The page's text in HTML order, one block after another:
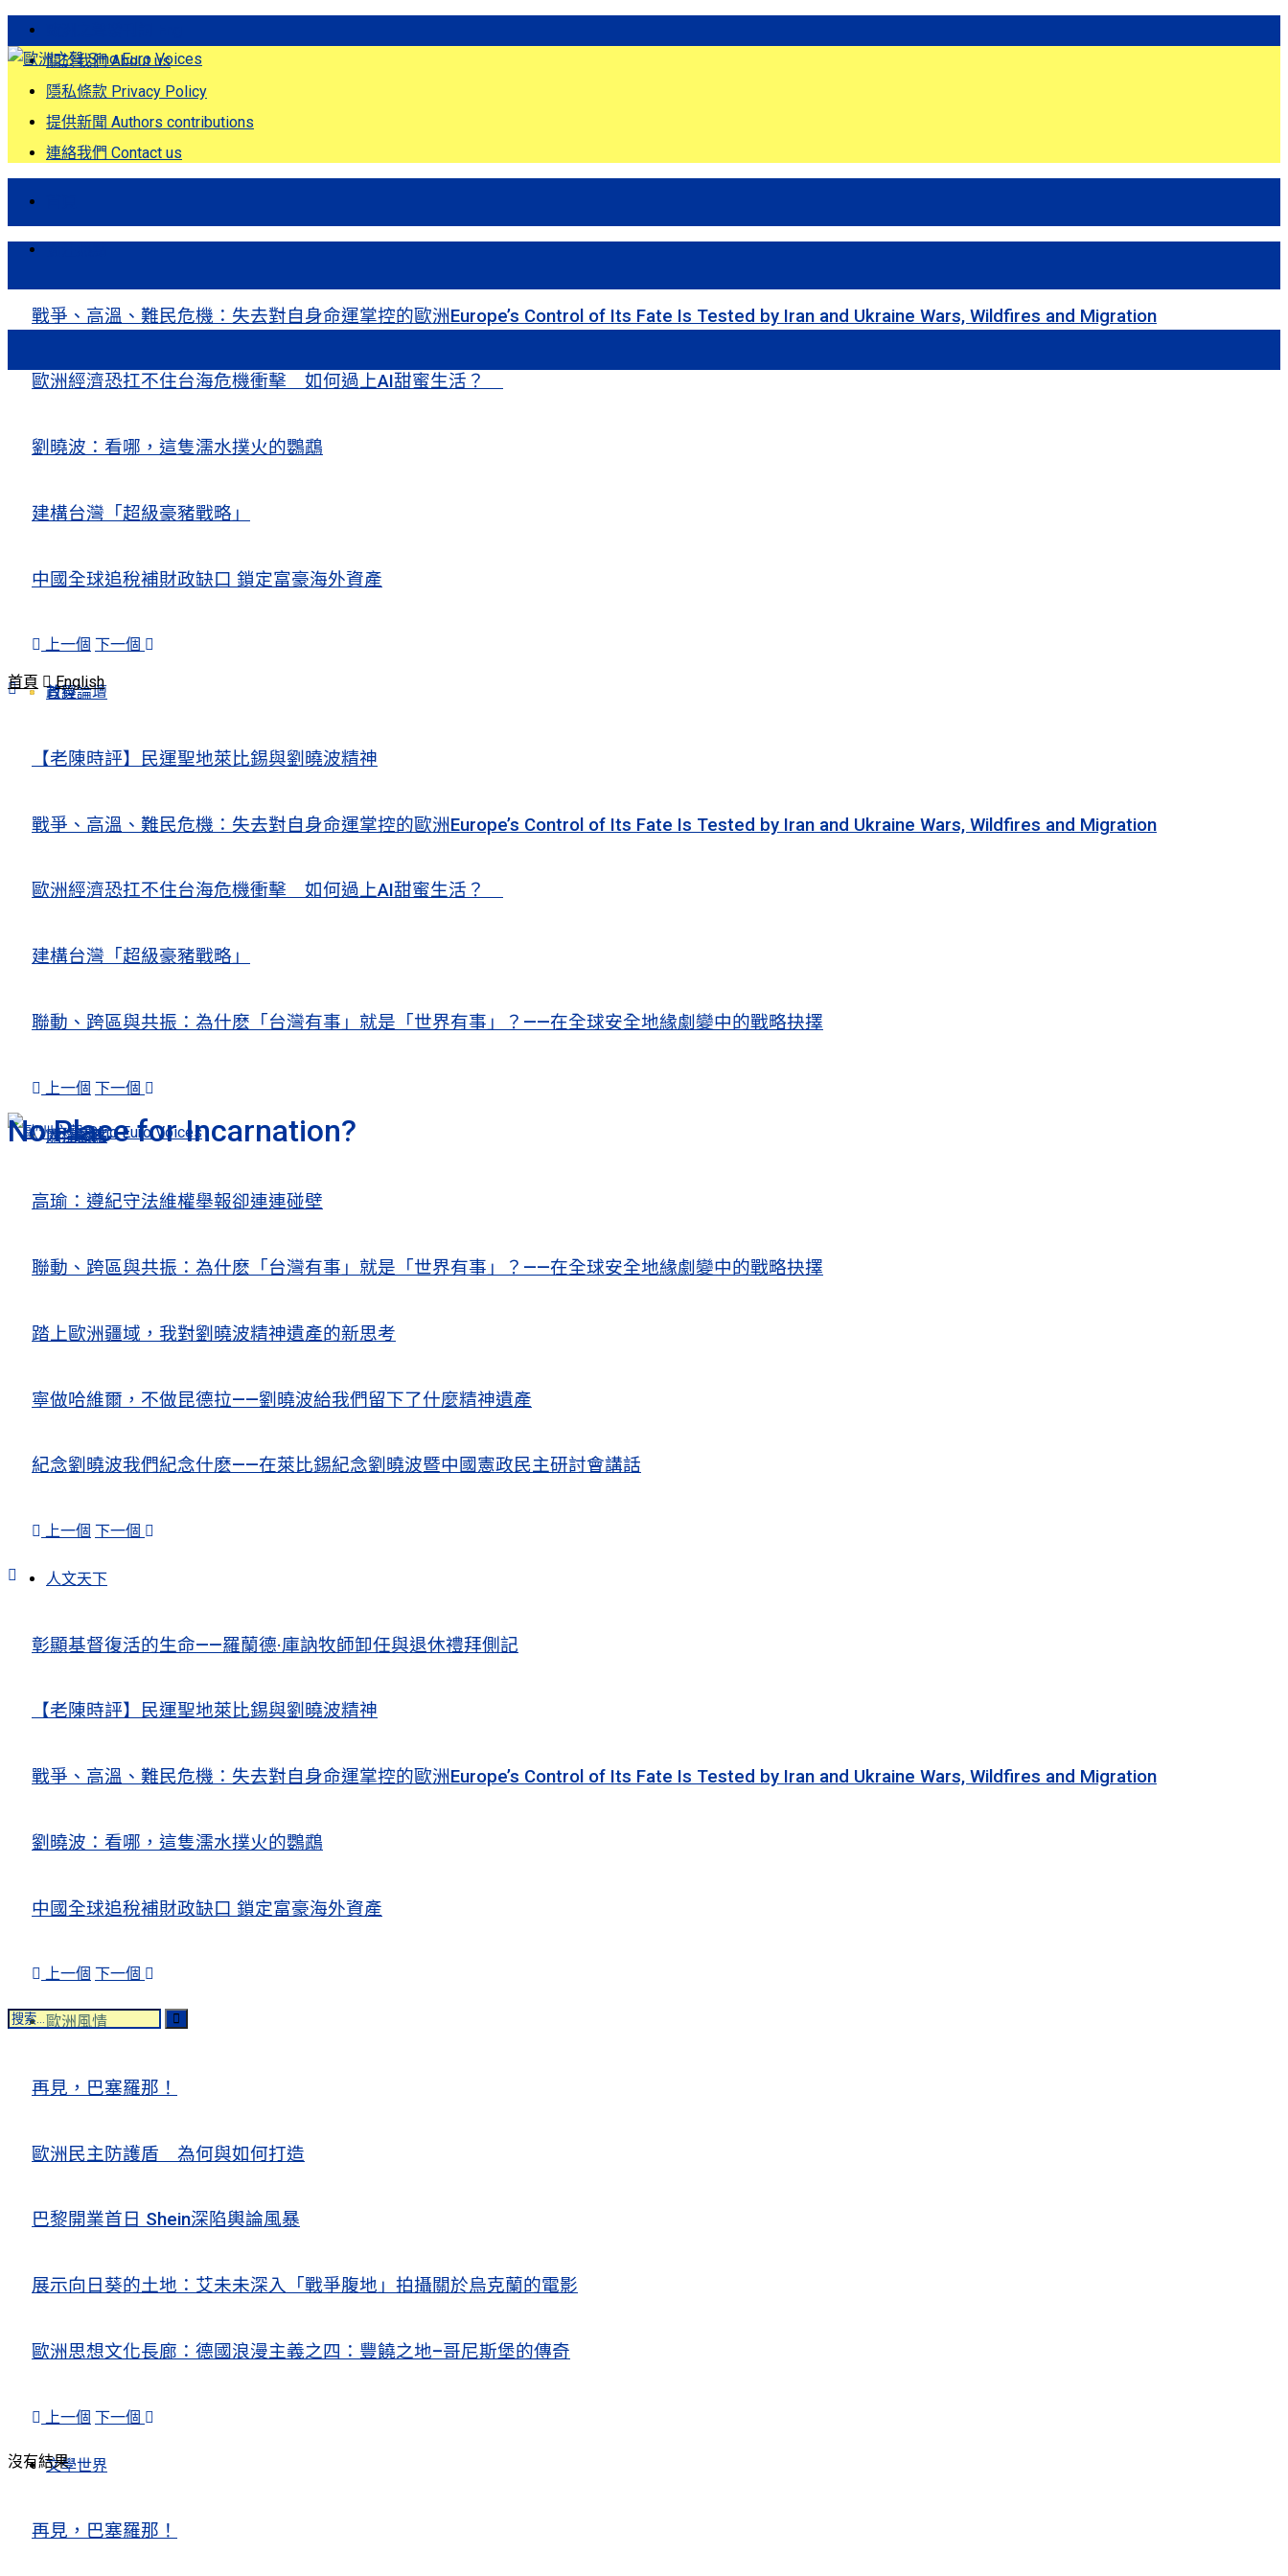
關於我們 About us
隱私條款 Privacy Policy
提供新聞 Authors contributions
連絡我們 Contact us
戰爭、高溫、難民危機：失去對自身命運掌控的歐洲Europe’s Control of Its Fate Is Tested by Iran and Ukraine Wars, Wildfires and Migration
歐洲經濟恐扛不住台海危機衝擊 如何過上AI甜蜜生活？
劉曉波：看哪，這隻濡水撲火的鸚鵡
建構台灣「超級豪豬戰略」
中國全球追稅補財政缺口 鎖定富豪海外資產
上一個 下一個
政經論壇
【老陳時評】民運聖地萊比錫與劉曉波精神
戰爭、高溫、難民危機：失去對自身命運掌控的歐洲Europe’s Control of Its Fate Is Tested by Iran and Ukraine Wars, Wildfires and Migration
歐洲經濟恐扛不住台海危機衝擊 如何過上AI甜蜜生活？
建構台灣「超級豪豬戰略」
聯動、跨區與共振：為什麽「台灣有事」就是「世界有事」？——在全球安全地緣劇變中的戰略抉擇
上一個 下一個
人權觀察
高瑜：遵紀守法維權舉報卻連連碰壁
聯動、跨區與共振：為什麽「台灣有事」就是「世界有事」？——在全球安全地緣劇變中的戰略抉擇
踏上歐洲疆域，我對劉曉波精神遺產的新思考
寧做哈維爾，不做昆德拉——劉曉波給我們留下了什麼精神遺產
紀念劉曉波我們紀念什麽——在萊比錫紀念劉曉波暨中國憲政民主研討會講話
上一個 下一個
人文天下
彰顯基督復活的生命——羅蘭德·庫訥牧師卸任與退休禮拜側記
【老陳時評】民運聖地萊比錫與劉曉波精神
戰爭、高溫、難民危機：失去對自身命運掌控的歐洲Europe’s Control of Its Fate Is Tested by Iran and Ukraine Wars, Wildfires and Migration
劉曉波：看哪，這隻濡水撲火的鸚鵡
中國全球追稅補財政缺口 鎖定富豪海外資產
上一個 下一個
歐洲風情
再見，巴塞羅那！
歐洲民主防護盾 為何與如何打造
巴黎開業首日 Shein深陷輿論風暴
展示向日葵的土地：艾未未深入「戰爭腹地」拍攝關於烏克蘭的電影
歐洲思想文化長廊：德國浪漫主義之四：豐饒之地–哥尼斯堡的傳奇
上一個 下一個
文學世界
再見，巴塞羅那！
首頁
關注熱點
沒有結果
首頁 English
No Place for Incarnation?